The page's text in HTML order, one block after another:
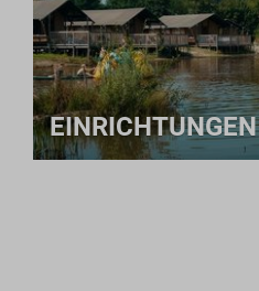
EINRICHTUNGEN